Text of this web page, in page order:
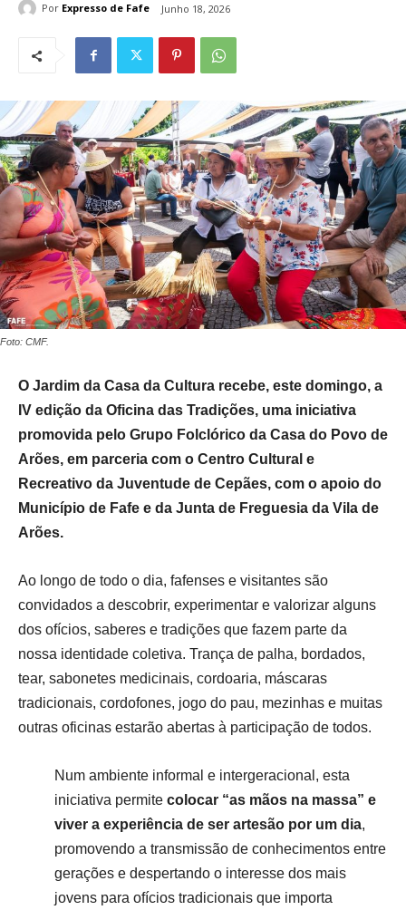
Por Expresso de Fafe Junho 18, 2026
Foto: CMF.
O Jardim da Casa da Cultura recebe, este domingo, a
IV edição da Oficina das Tradições, uma iniciativa
promovida pelo Grupo Folclórico da Casa do Povo de
Arões, em parceria com o Centro Cultural e
Recreativo da Juventude de Cepães, com o apoio do
Município de Fafe e da Junta de Freguesia da Vila de
Arões.
Ao longo de todo o dia, fafenses e visitantes são
convidados a descobrir, experimentar e valorizar alguns
dos ofícios, saberes e tradições que fazem parte da
nossa identidade coletiva. Trança de palha, bordados,
tear, sabonetes medicinais, cordoaria, máscaras
tradicionais, cordofones, jogo do pau, mezinhas e muitas
outras oficinas estarão abertas à participação de todos.
Num ambiente informal e intergeracional, esta
iniciativa permite colocar “as mãos na massa” e
viver a experiência de ser artesão por um dia,
promovendo a transmissão de conhecimentos entre
gerações e despertando o interesse dos mais
jovens para ofícios tradicionais que importa